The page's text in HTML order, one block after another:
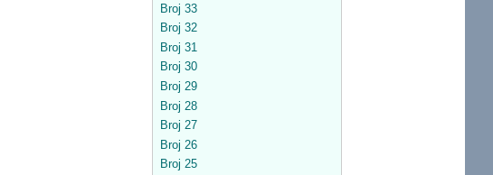
Broj 33
Broj 32
Broj 31
Broj 30
Broj 29
Broj 28
Broj 27
Broj 26
Broj 25